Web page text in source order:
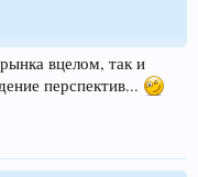
вцелом, так и
перспектив...